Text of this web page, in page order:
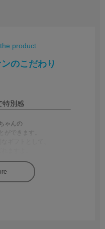
product
のこだわり
特別感
ゃんの
ができます。